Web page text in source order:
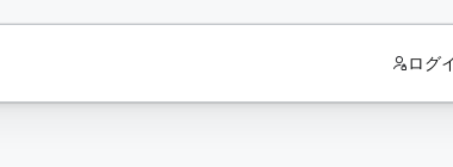
ログ